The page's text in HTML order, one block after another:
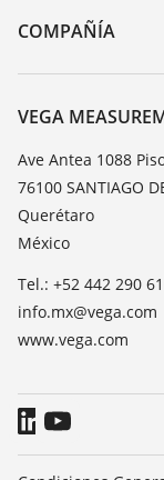
DTM Collection/
Cursos de formacion
TeamViewer
COMPAÑÍA
Acerca de VEGA
Contacto
Notícias
Prensa
Blog
VEGA
Ave Antea 1088
76100 SANTIAGO
Querétaro
México
Tel.: +52 442 290
info.mx@vega.com
www.vega.com